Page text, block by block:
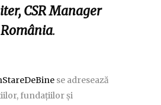
CSR Manager
.
se adresează
fundațiilor și